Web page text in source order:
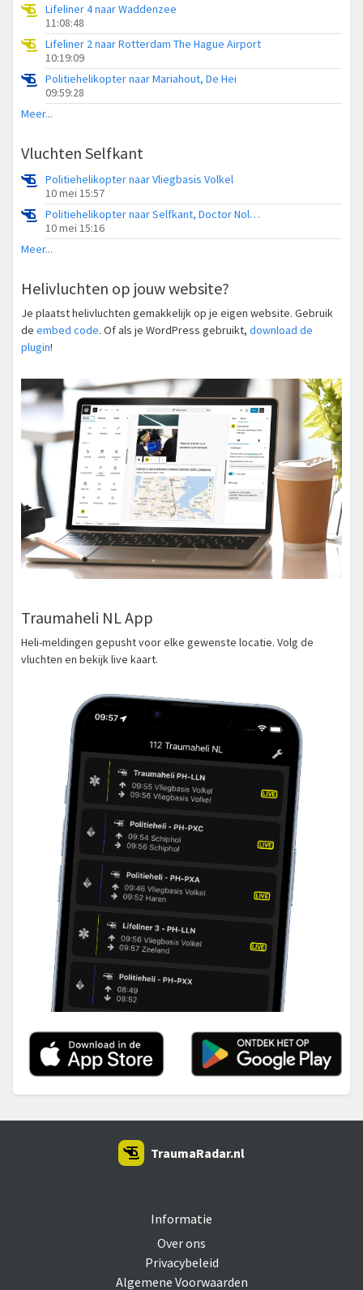
Lifeliner 4 naar Waddenzee
11:08:48
Lifeliner 2 naar Rotterdam The Hague Airport
10:19:09
Politiehelikopter naar Mariahout, De Hei
09:59:28
Meer...
Vluchten Selfkant
Politiehelikopter naar Vliegbasis Volkel
10 mei 15:57
Politiehelikopter naar Selfkant, Doctor Nolenslaan
10 mei 15:16
Meer...
Helivluchten op jouw website?
Je plaatst helivluchten gemakkelijk op je eigen website. Gebruik
de embed code. Of als je WordPress gebruikt, download de
plugin!
Traumaheli NL App
Heli-meldingen gepusht voor elke gewenste locatie. Volg de
vluchten en bekijk live kaart.
Informatie
Over ons
Privacybeleid
Algemene Voorwaarden
TraumaRadar.nl